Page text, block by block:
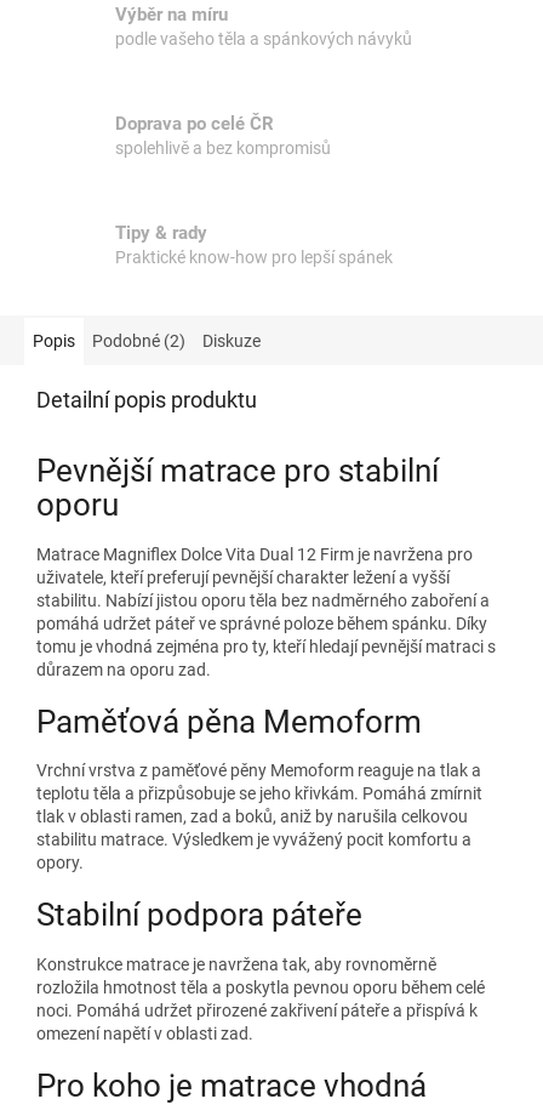
Výběr na míru
podle vašeho těla a spánkových návyků
Doprava po celé ČR
spolehlivě a bez kompromisů
Tipy & rady
Praktické know-how pro lepší spánek
Popis Podobné (2) Diskuze
Detailní popis produktu
Pevnější matrace pro stabilní
oporu
Matrace Magniflex Dolce Vita Dual 12 Firm je navržena pro
uživatele, kteří preferují pevnější charakter ležení a vyšší
stabilitu. Nabízí jistou oporu těla bez nadměrného zaboření a
pomáhá udržet páteř ve správné poloze během spánku. Díky
tomu je vhodná zejména pro ty, kteří hledají pevnější matraci s
důrazem na oporu zad.
Paměťová pěna Memoform
Vrchní vrstva z paměťové pěny Memoform reaguje na tlak a
teplotu těla a přizpůsobuje se jeho křivkám. Pomáhá zmírnit
tlak v oblasti ramen, zad a boků, aniž by narušila celkovou
stabilitu matrace. Výsledkem je vyvážený pocit komfortu a
opory.
Stabilní podpora páteře
Konstrukce matrace je navržena tak, aby rovnoměrně
rozložila hmotnost těla a poskytla pevnou oporu během celé
noci. Pomáhá udržet přirozené zakřivení páteře a přispívá k
omezení napětí v oblasti zad.
Pro koho je matrace vhodná